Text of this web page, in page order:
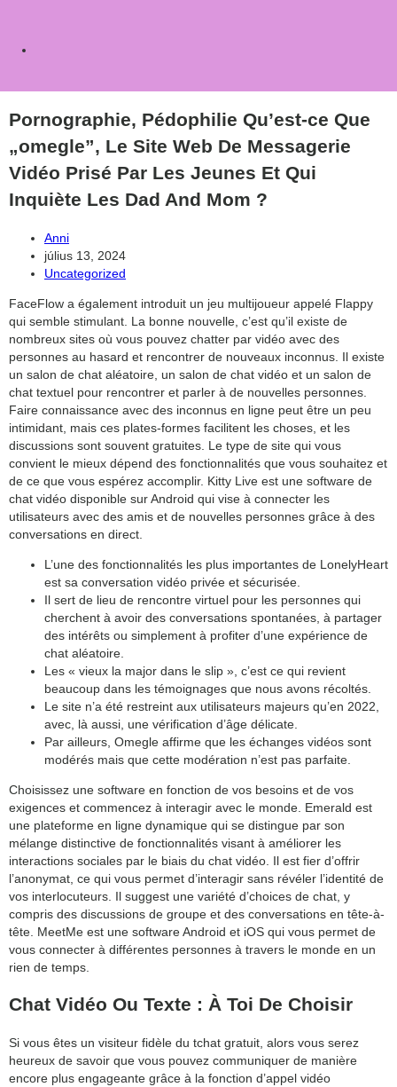
search
Pornographie, Pédophilie Qu’est-ce Que
„omegle”, Le Site Web De Messagerie
Vidéo Prisé Par Les Jeunes Et Qui
Inquiète Les Dad And Mom ?
Post
author:
Anni
Post
published:
július 13, 2024
Post
Uncategorized
FaceFlow a également introduit un jeu multijoueur appelé Flappy
qui semble stimulant. La bonne nouvelle, c’est qu’il existe de
nombreux sites où vous pouvez chatter par vidéo avec des
personnes au hasard et rencontrer de nouveaux inconnus. Il existe
un salon de chat aléatoire, un salon de chat vidéo et un salon de
chat textuel pour rencontrer et parler à de nouvelles personnes.
Faire connaissance avec des inconnus en ligne peut être un peu
intimidant, mais ces plates-formes facilitent les choses, et les
discussions sont souvent gratuites. Le type de site qui vous
convient le mieux dépend des fonctionnalités que vous souhaitez et
de ce que vous espérez accomplir. Kitty Live est une software de
chat vidéo disponible sur Android qui vise à connecter les
utilisateurs avec des amis et de nouvelles personnes grâce à des
conversations en direct.
L’une des fonctionnalités les plus importantes de LonelyHeart
est sa conversation vidéo privée et sécurisée.
Il sert de lieu de rencontre virtuel pour les personnes qui
cherchent à avoir des conversations spontanées, à partager
des intérêts ou simplement à profiter d’une expérience de
chat aléatoire.
Les « vieux la major dans le slip », c’est ce qui revient
beaucoup dans les témoignages que nous avons récoltés.
Le site n’a été restreint aux utilisateurs majeurs qu’en 2022,
avec, là aussi, une vérification d’âge délicate.
Par ailleurs, Omegle affirme que les échanges vidéos sont
modérés mais que cette modération n’est pas parfaite.
Choisissez une software en fonction de vos besoins et de vos
exigences et commencez à interagir avec le monde. Emerald est
une plateforme en ligne dynamique qui se distingue par son
mélange distinctive de fonctionnalités visant à améliorer les
interactions sociales par le biais du chat vidéo. Il est fier d’offrir
l’anonymat, ce qui vous permet d’interagir sans révéler l’identité de
vos interlocuteurs. Il suggest une variété d’choices de chat, y
compris des discussions de groupe et des conversations en tête-à-
tête. MeetMe est une software Android et iOS qui vous permet de
vous connecter à différentes personnes à travers le monde en un
rien de temps.
Chat Vidéo Ou Texte : À Toi De Choisir
Si vous êtes un visiteur fidèle du tchat gratuit, alors vous serez
heureux de savoir que vous pouvez communiquer de manière
encore plus engageante grâce à la fonction d’appel vidéo